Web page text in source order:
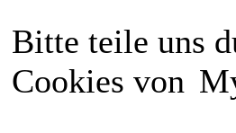
Bitte teile uns
Cookies von